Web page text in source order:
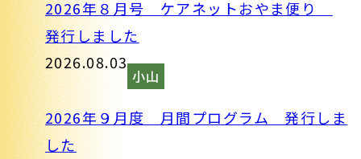
2026年８月号 ケアネットおやま便り
発行しました
2026.08.03
小山
2026年９月度 月間プログラム 発行しま
した